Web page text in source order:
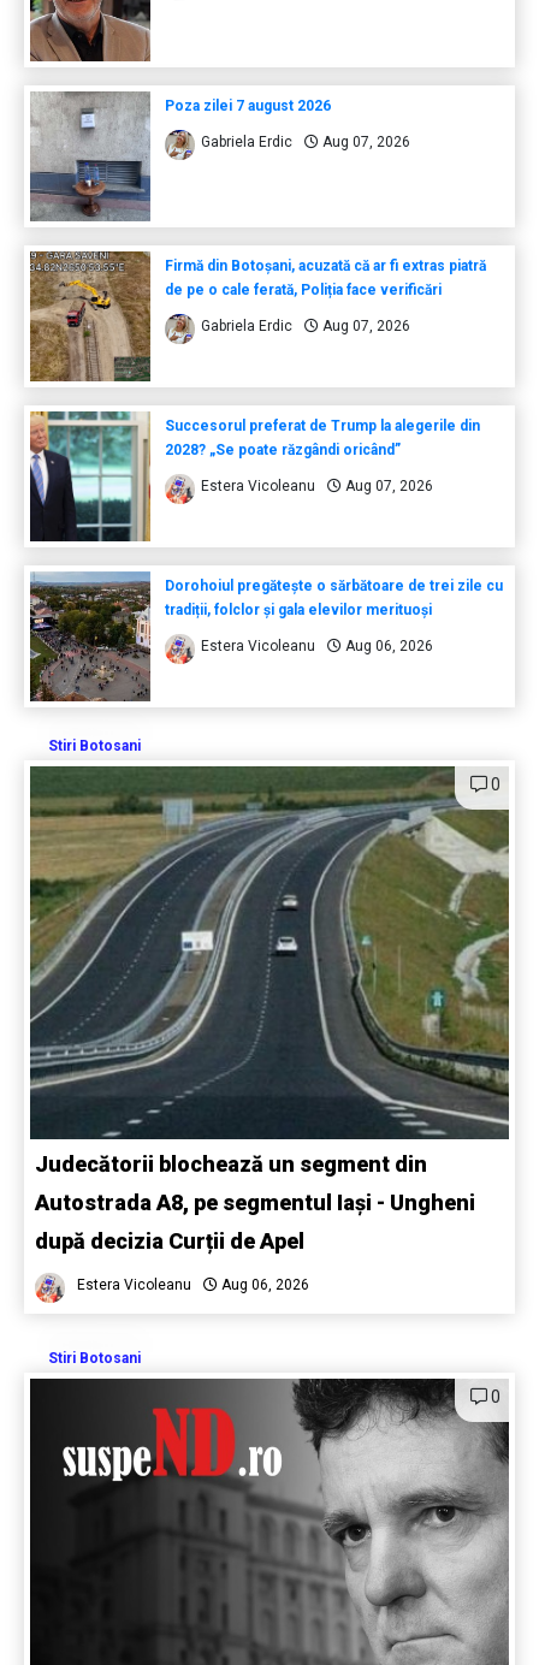
Poza zilei 7 august 2026
Gabriela Erdic Aug 07, 2026
Firmă din Botoșani, acuzată că ar fi extras piatră
de pe o cale ferată, Poliția face verificări
Gabriela Erdic Aug 07, 2026
Succesorul preferat de Trump la alegerile din
2028? „Se poate răzgândi oricând”
Estera Vicoleanu Aug 07, 2026
Dorohoiul pregătește o sărbătoare de trei zile cu
tradiții, folclor și gala elevilor merituoși
Estera Vicoleanu Aug 06, 2026
Stiri Botosani
0
Judecătorii blochează un segment din
Autostrada A8, pe segmentul Iași - Ungheni
după decizia Curții de Apel
Estera Vicoleanu Aug 06, 2026
Stiri Botosani
0